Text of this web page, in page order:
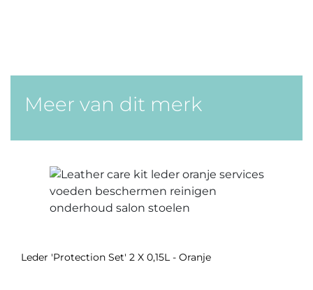
Meer van dit merk
Leder 'Protection Set' 2 X 0,15L - Oranje